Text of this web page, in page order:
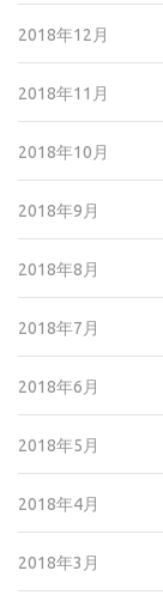
2018年12月
2018年11月
2018年10月
2018年9月
2018年8月
2018年7月
2018年6月
2018年5月
2018年4月
2018年3月